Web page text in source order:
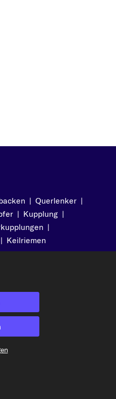
| Querlenker |
| Kupplung |
|
| Keilriemen